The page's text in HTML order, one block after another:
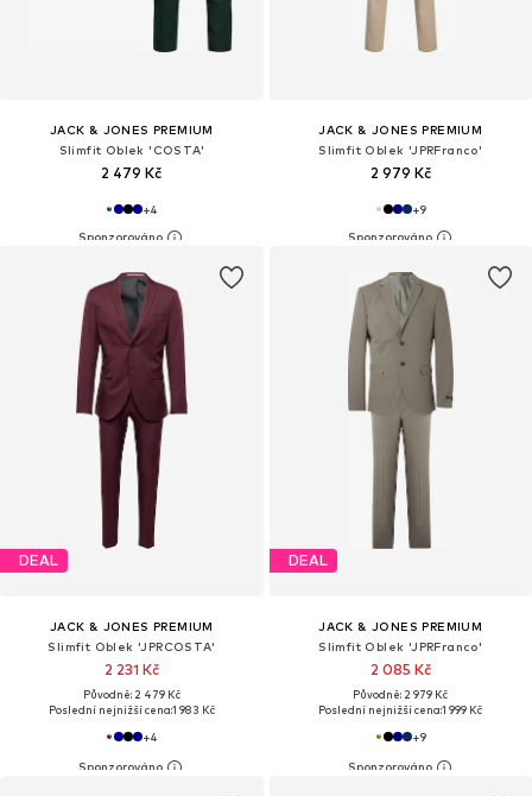
JACK & JONES PREMIUM
Slimfit Oblek 'COSTA'
2 479 Kč
+4
JACK & JONES PREMIUM
Slimfit Oblek 'JPRFranco'
2 979 Kč
+9
DEAL
JACK & JONES PREMIUM
Slimfit Oblek 'JPRCOSTA'
2 231 Kč
Původně: 2 479 Kč
Poslední nejnižší cena:1 983 Kč
+4
DEAL
JACK & JONES PREMIUM
Slimfit Oblek 'JPRFranco'
2 085 Kč
Původně: 2 979 Kč
Poslední nejnižší cena:1 999 Kč
+9